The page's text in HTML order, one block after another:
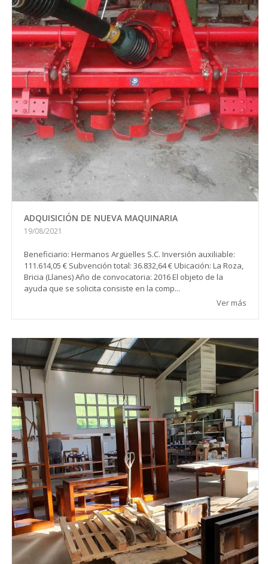
ADQUISICIÓN DE NUEVA MAQUINARIA
19/08/2021
Beneficiario: Hermanos Argüelles S.C. Inversión auxiliable:
111.614,05 € Subvención total: 36.832,64 € Ubicación: La Roza,
Bricia (Llanes) Año de convocatoria: 2016 El objeto de la
ayuda que se solicita consiste en la comp...
Ver más